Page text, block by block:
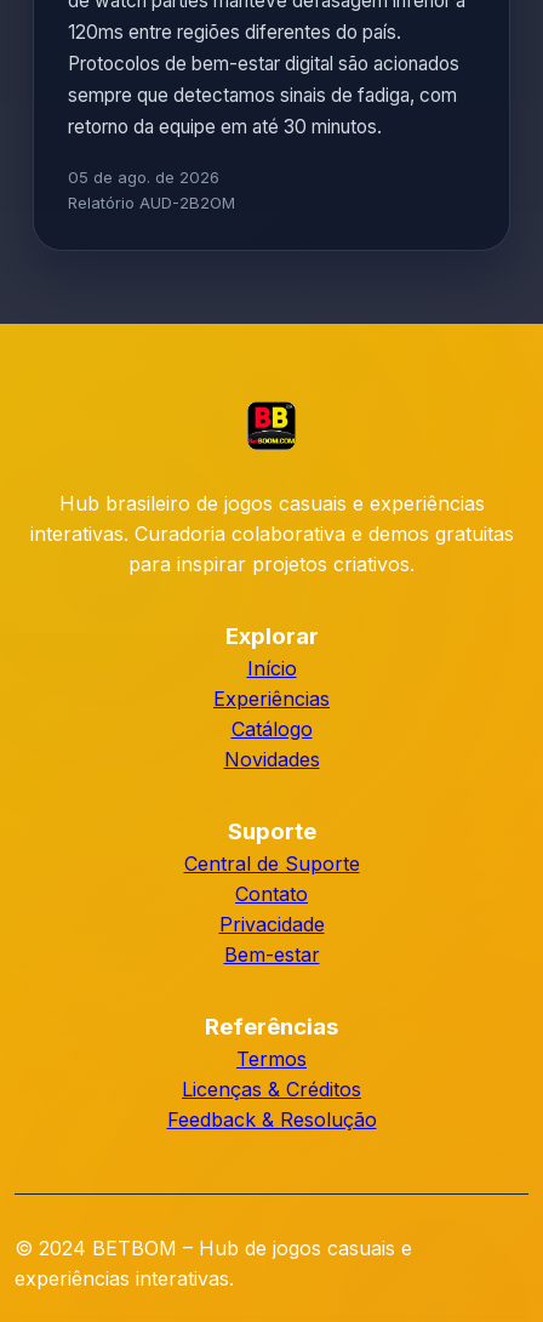
MG
Designer de Experiências Imersivas ·
Curitiba, PR
4.9
A trilha Chill Focus registrou permanência média
de 42 minutos por sessão durante a última live
de watch parties manteve defasagem inferior a
120ms entre regiões diferentes do país.
Protocolos de bem-estar digital são acionados
Hub brasileiro de jogos casuais e experiências
interativas. Curadoria colaborativa e demos gratuitas
para inspirar projetos criativos.
Explorar
Início
Experiências
Catálogo
Novidades
Suporte
Central de Suporte
Contato
Privacidade
Termos
Licenças & Créditos